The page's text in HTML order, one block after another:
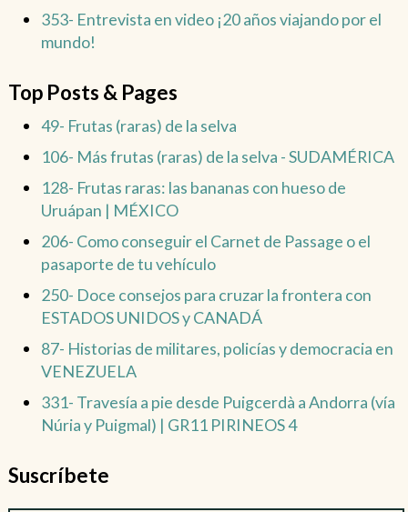
353- Entrevista en video ¡20 años viajando por el
mundo!
Top Posts & Pages
49- Frutas (raras) de la selva
106- Más frutas (raras) de la selva - SUDAMÉRICA
128- Frutas raras: las bananas con hueso de
Uruápan | MÉXICO
206- Como conseguir el Carnet de Passage o el
pasaporte de tu vehículo
250- Doce consejos para cruzar la frontera con
ESTADOS UNIDOS y CANADÁ
87- Historias de militares, policías y democracia en
VENEZUELA
331- Travesía a pie desde Puigcerdà a Andorra (vía
Núria y Puigmal) | GR11 PIRINEOS 4
Suscríbete